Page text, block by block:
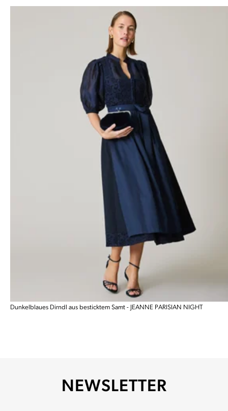
Dunkelblaues Dirndl aus besticktem Samt - JEANNE PARISIAN NIGHT
NEWSLETTER